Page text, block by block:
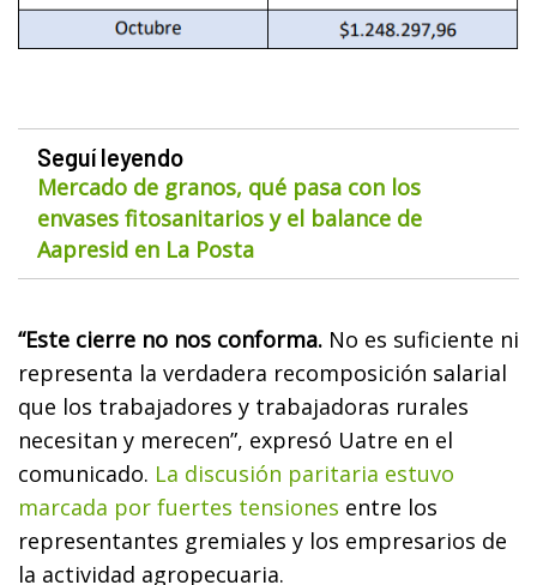
Seguí leyendo
Mercado de granos, qué pasa con los
envases fitosanitarios y el balance de
Aapresid en La Posta
“Este cierre no nos conforma. No es suficiente ni
representa la verdadera recomposición salarial
que los trabajadores y trabajadoras rurales
necesitan y merecen”, expresó Uatre en el
comunicado. La discusión paritaria estuvo
marcada por fuertes tensiones entre los
representantes gremiales y los empresarios de
la actividad agropecuaria.